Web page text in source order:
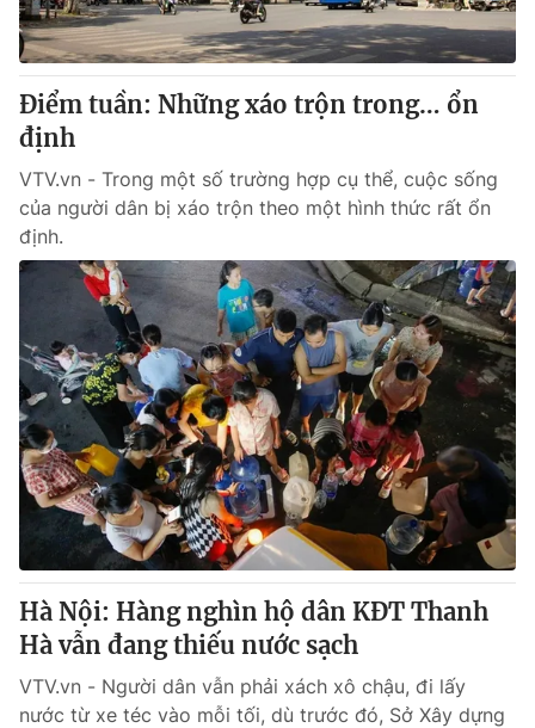
Điểm tuần: Những xáo trộn trong… ổn
định
VTV.vn - Trong một số trường hợp cụ thể, cuộc sống
của người dân bị xáo trộn theo một hình thức rất ổn
định.
Hà Nội: Hàng nghìn hộ dân KĐT Thanh
Hà vẫn đang thiếu nước sạch
VTV.vn - Người dân vẫn phải xách xô chậu, đi lấy
nước từ xe téc vào mỗi tối, dù trước đó, Sở Xây dựng